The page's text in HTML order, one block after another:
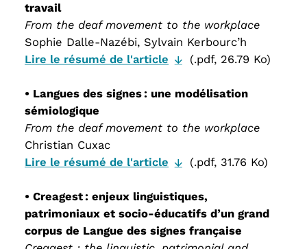
travail
From the deaf movement to the workplace
Sophie Dalle-Nazébi, Sylvain Kerbourc’h
Lire le résumé de l'article
(.pdf, 26.79 Ko)
• Langues des signes : une modélisation
sémiologique
From the deaf movement to the workplace
Christian Cuxac
Lire le résumé de l'article
(.pdf, 31.76 Ko)
• Creagest : enjeux linguistiques,
patrimoniaux et socio-éducatifs d’un grand
corpus de Langue des signes française